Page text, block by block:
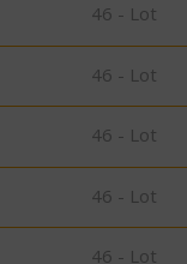
46 - Lot
46 - Lot
46 - Lot
46 - Lot
46 - Lot